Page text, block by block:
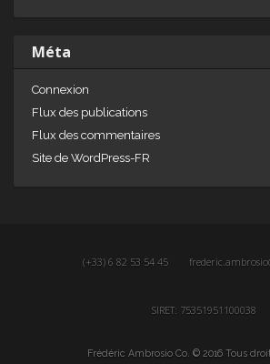
Méta
Connexion
Flux des publications
Flux des commentaires
Site de WordPress-FR
(+33) 6 82 53 54 45
SIRET: 75351951100038
Frédéric Ambrosio Co. © 2016 Tous